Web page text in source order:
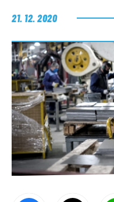
EL LADO «G»
21. 12. 2020